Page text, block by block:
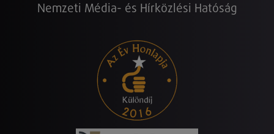
Nemzeti Média- és Hírközlési Hatóság